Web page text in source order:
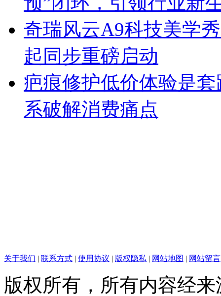
奇瑞风云A9科技美学
起同步重磅启动
疤痕修护低价体验是
系破解消费痛点
关于我们 | 联系方式 | 使用协议 | 版权隐私 | 网站地图 | 网站留言
版权所有，所有内容经